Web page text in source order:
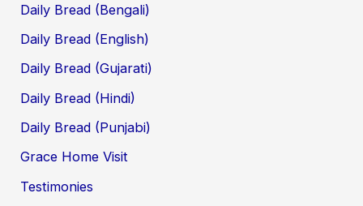
Daily Bread (Bengali)
Daily Bread (English)
Daily Bread (Gujarati)
Daily Bread (Hindi)
Daily Bread (Punjabi)
Grace Home Visit
Testimonies